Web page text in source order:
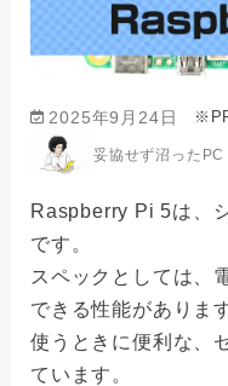
2025年9月24日
妥協せず沼った
Raspberry Pi 5は、
です。
スペックとしては、
できる性能がありま
使うときに便利な、
ています。